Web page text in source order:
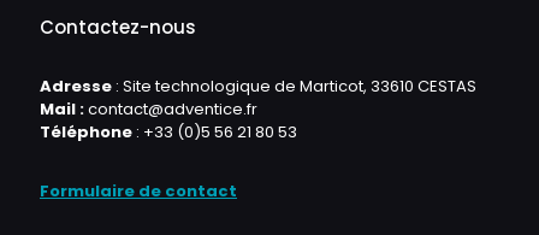
Contactez-nous
Adresse : Site technologique de Marticot, 33610 CESTAS
Mail :contact@adventice.fr
Téléphone : +33 (0)5 56 21 80 53
Formulaire de contact